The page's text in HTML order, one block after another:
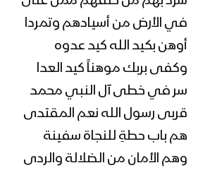
قصيدة ( ثامن سنة )
الإعلام الحربي 1443هـ
حذو الأنصار – القول السديد
في الأرض من أسيادهم وتمردا
أوهن بكيد الله كيد عدوه
وكفى بربك موهناً كيد العدا
سر في خطى آل النبي محمد
قربى رسول الله نعم المقتدى
هم باب حطةِ للنجاة سفينة
وهم الأمان من الضلالة والردى